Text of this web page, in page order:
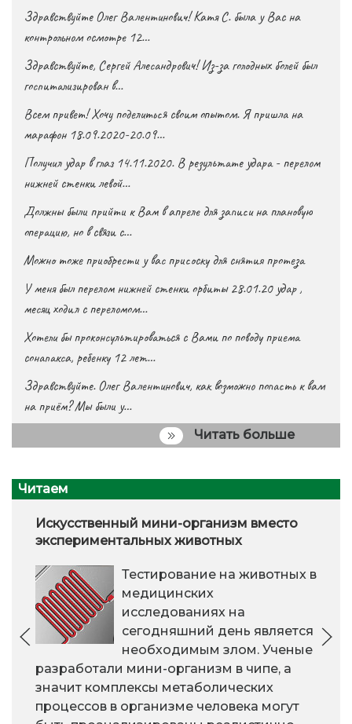
Здравствуйте Олег Валентинович! Катя С. была у Вас на
контрольном осмотре 12…
Здравствуйте, Сергей Алесандрович! Из-за голодных болей был
госпитализирован в…
Всем привет! Хочу поделиться своим опытом. Я пришла на
марафон 18.09.2020-20.09…
Получил удар в глаз 14.11.2020. В результате удара - перелом
нижней стенки левой…
Должны были прийти к Вам в апреле для записи на плановую
операцию, но в связи с…
Можно тоже приобрести у вас присоску для снятия протеза
У меня был перелом нижней стенки орбиты 28.01.20 удар ,
месяц ходил с переломом…
Хотели бы проконсультироваться с Вами по поводу приема
сонапакса, ребенку 12 лет…
Здравствуйте. Олег Валентинович, как возможно попасть к вам
на приём? Мы были у…
Читать больше
Читаем
Искусственный мини-организм вместо
экспериментальных животных
Тестирование на животных в
медицинских
исследованиях на
сегодняшний день является
необходимым злом. Ученые
разработали мини-организм в чипе, а
значит комплексы метаболических
процессов в организме человека могут